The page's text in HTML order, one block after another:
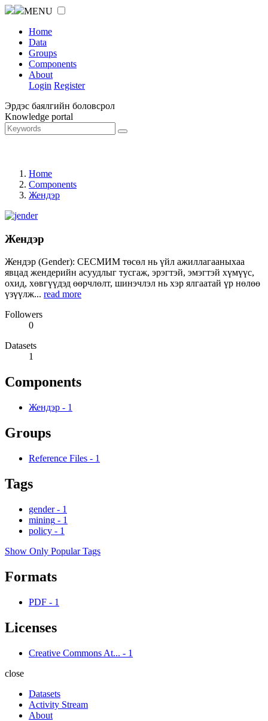
MENU
Home
Data
Groups
Components
About
Login Register
Эрдэс баялгийн боловсрол
Knowledge portal
Home
Components
Жендэр
Жендэр
Жендэр (Gender): СЕСМИМ төсөл нь үйл ажиллагааныхаа
явцад жендерийн асуудлыг тусгаж, эрэгтэй, эмэгтэй хүмүүс,
охид, хөвгүүдэд өөрчлөлт, шинэчлэл нь хэр ялгаатай үр нөлөө
үзүүлж... read more
Followers
0
Datasets
1
Components
Жендэр - 1
Groups
Reference Files - 1
Tags
gender - 1
mining - 1
policy - 1
Show Only Popular Tags
Formats
PDF - 1
Licenses
Creative Commons At... - 1
close
Datasets
Activity Stream
About